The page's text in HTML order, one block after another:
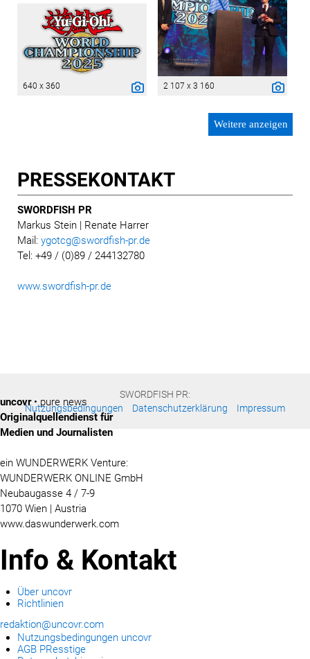
640 x 360 2 107 x 3 160
Weitere anzeigen
PRESSE­KONTAKT
SWORDFISH PR
Markus Stein | Renate Harrer
Mail: ygotcg@swordfish-pr.de
Tel: +49 / (0)89 / 244132780
www.swordfish-pr.de
SWORDFISH PR:
Nutzungsbedingungen
Datenschutzerklärung Impressum
uncovr• pure news
Originalquellendienst für
Medien und Journalisten
ein WUNDERWERK Venture:
WUNDERWERK ONLINE GmbH
Neubaugasse 4 / 7-9
1070 Wien | Austria
www.daswunderwerk.com
Info & Kontakt
Über uncovr
Richtlinien
redaktion@uncovr.com
Nutzungsbedingungen uncovr
AGB PResstige